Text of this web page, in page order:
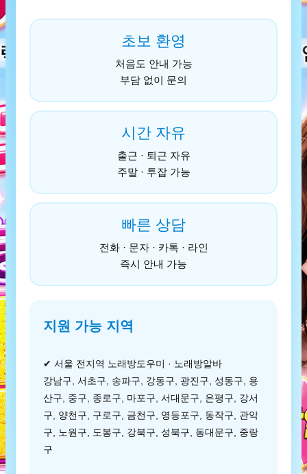
초보 환영
처음도 안내 가능
부담 없이 문의
시간 자유
출근 · 퇴근 자유
주말 · 투잡 가능
빠른 상담
전화 · 문자 · 카톡 · 라인
즉시 안내 가능
지원 가능 지역
✔ 서울 전지역 노래방도우미 · 노래방알바
강남구, 서초구, 송파구, 강동구, 광진구, 성동구, 용
산구, 중구, 종로구, 마포구, 서대문구, 은평구, 강서
구, 양천구, 구로구, 금천구, 영등포구, 동작구, 관악
구, 노원구, 도봉구, 강북구, 성북구, 동대문구, 중랑
구